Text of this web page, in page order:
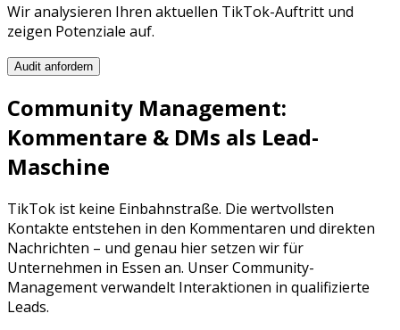
Wir analysieren Ihren aktuellen TikTok-Auftritt und
zeigen Potenziale auf.
Audit anfordern
Community Management:
Kommentare & DMs als Lead-
Maschine
TikTok ist keine Einbahnstraße. Die wertvollsten
Kontakte entstehen in den Kommentaren und direkten
Nachrichten – und genau hier setzen wir für
Unternehmen in Essen an. Unser Community-
Management verwandelt Interaktionen in qualifizierte
Leads.